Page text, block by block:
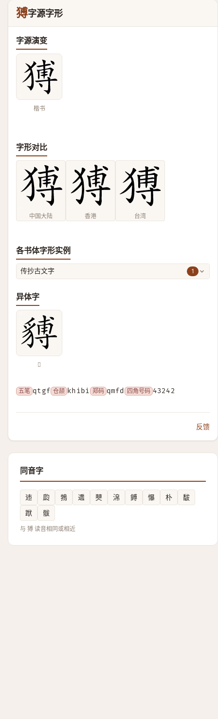
猼字源字形
字源演变
楷书
字形对比
中国大陆 香港 台湾
各书体字形实例
传抄古文字 1
异体字
𧳵
五笔 qtgf 仓颉 khibi 郑码 qmfd 四角号码 43242
反馈
同音字
䢌 瓝 鵓 䢪 僰 淿 鎛 懪 朴
馛
䟮
䯋
与 猼 读音相同或相近